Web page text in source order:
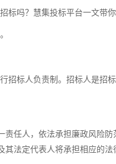
标吗？慧集投标平台一文带
招标人负责制。招标人是招
责任人，依法承担廉政风险防
其法定代表人将承担相应的法